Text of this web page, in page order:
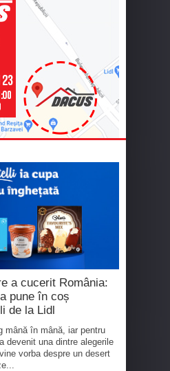
a cucerit România:
pune în coș
de la Lidl
mână în mână, iar pentru
devenit una dintre alegerile
vorba despre un desert